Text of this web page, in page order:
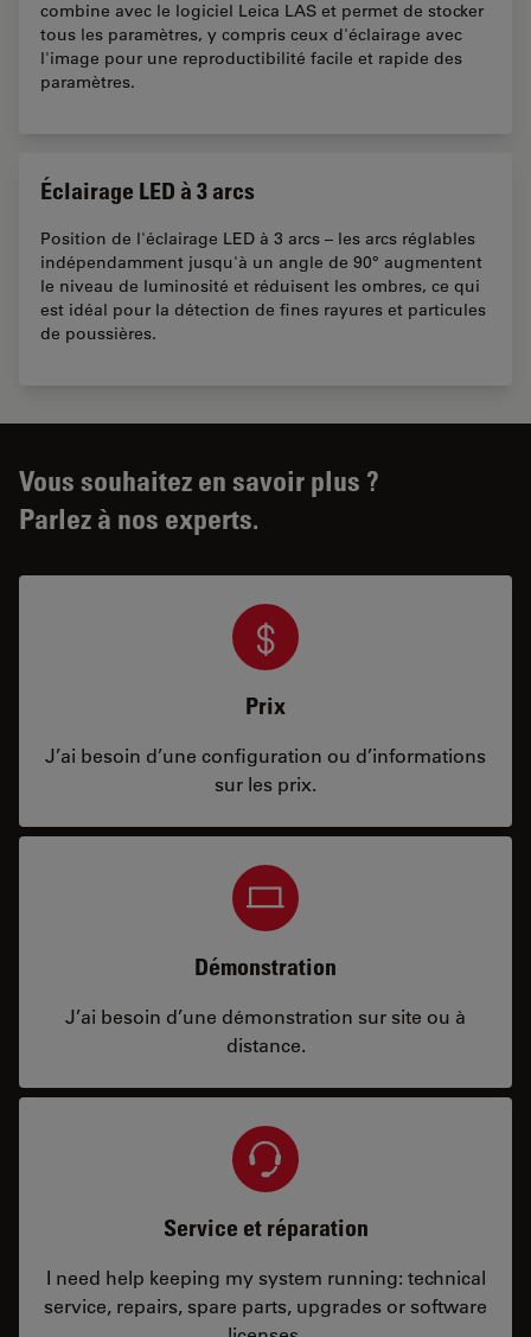
combine avec le logiciel Leica LAS et permet de stocker
tous les paramètres, y compris ceux d'éclairage avec
l'image pour une reproductibilité facile et rapide des
paramètres.
Éclairage LED à 3 arcs
Position de l'éclairage LED à 3 arcs – les arcs réglables
indépendamment jusqu'à un angle de 90° augmentent
le niveau de luminosité et réduisent les ombres, ce qui
est idéal pour la détection de fines rayures et particules
de poussières.
Vous souhaitez en savoir plus ?
Parlez à nos experts.
Prix
J’ai besoin d’une configuration ou d’informations
sur les prix.
Démonstration
J’ai besoin d’une démonstration sur site ou à
distance.
Service et réparation
I need help keeping my system running: technical
service, repairs, spare parts, upgrades or software